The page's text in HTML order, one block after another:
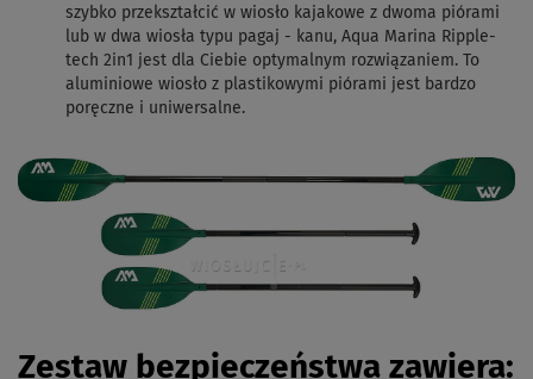
szybko przekształcić w wiosło kajakowe z dwoma piórami
lub w dwa wiosła typu pagaj - kanu, Aqua Marina Ripple-
tech 2in1 jest dla Ciebie optymalnym rozwiązaniem. To
aluminiowe wiosło z plastikowymi piórami jest bardzo
poręczne i uniwersalne.
Zestaw bezpieczeństwa zawiera: